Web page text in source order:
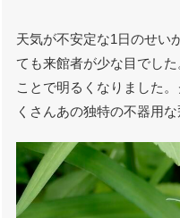
天気が不安定な1日のせい
ても来館者が少な目でし
ことで明るくなりました
くさんあの独特の不器用